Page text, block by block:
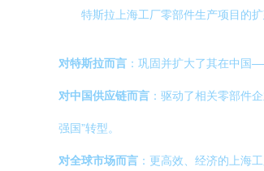
特斯拉上海工厂零部件生产项目的
对特斯拉而言 ：巩固并扩大了其在中国
对中国供应链而言 ：驱动了相关零部件
强国”转型。
对全球市场而言 ：更高效、经济的上海